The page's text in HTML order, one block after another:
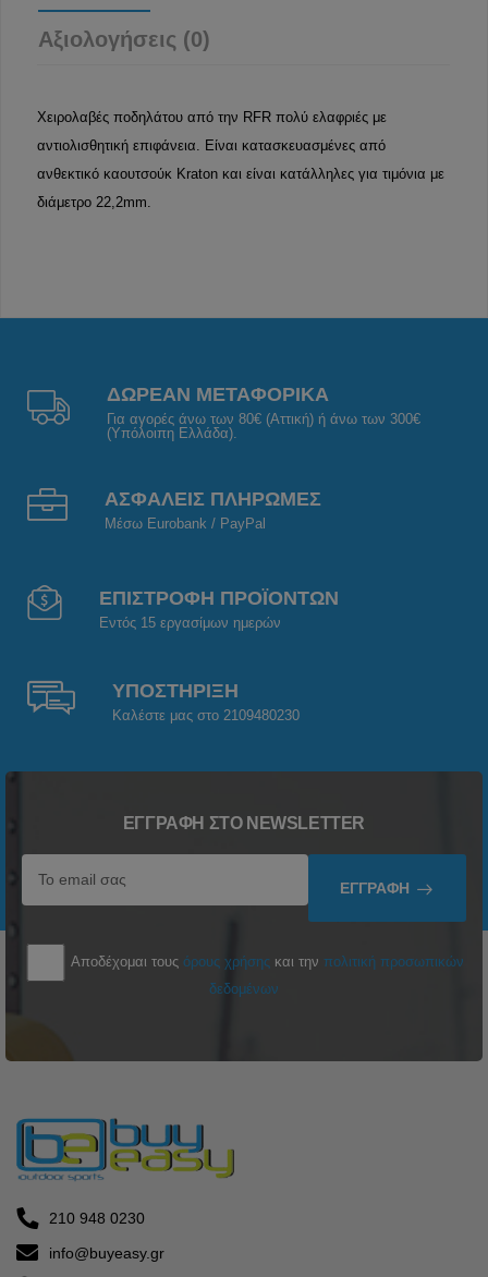
Αξιολογήσεις (0)
Χειρολαβές ποδηλάτου από την RFR πολύ ελαφριές με
αντιολισθητική επιφάνεια. Είναι κατασκευασμένες από
ανθεκτικό καουτσούκ Kraton και είναι κατάλληλες για τιμόνια με
διάμετρο 22,2mm.
ΔΩΡΕΑΝ ΜΕΤΑΦΟΡΙΚΑ
Για αγορές άνω των 80€ (Αττική) ή άνω των 300€
(Υπόλοιπη Ελλάδα).
ΑΣΦΑΛΕΙΣ ΠΛΗΡΩΜΕΣ
Μέσω Eurobank / PayPal
ΕΠΙΣΤΡΟΦΗ ΠΡΟΪΟΝΤΩΝ
Εντός 15 εργασίμων ημερών
ΥΠΟΣΤΗΡΙΞΗ
Καλέστε μας στο 2109480230
ΕΓΓΡΑΦΉ ΣΤΟ NEWSLETTER
ΕΓΓΡΑΦΉ
Αποδέχομαι τους όρους χρήσης και την πολιτική προσωπικών
δεδομένων
210 948 0230
info@buyeasy.gr